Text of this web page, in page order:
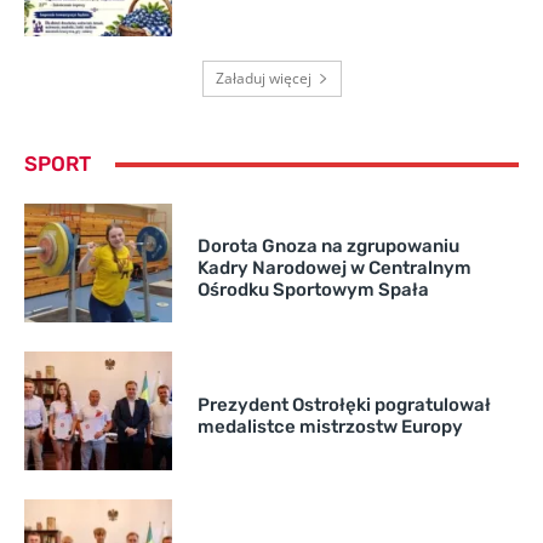
Załaduj więcej
SPORT
Dorota Gnoza na zgrupowaniu
Kadry Narodowej w Centralnym
Ośrodku Sportowym Spała
Prezydent Ostrołęki pogratulował
medalistce mistrzostw Europy